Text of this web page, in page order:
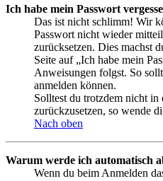
Ich habe mein Passwort
Das ist nicht schlimm! Wir
Passwort nicht wieder
zurücksetzen. Dies machst
Seite auf „Ich habe mein
Anweisungen folgst. So
anmelden können.
Solltest du trotzdem nicht in
zurückzusetzen, so wende
Nach oben
Warum werde ich automatisch
Wenn du beim Anmelden